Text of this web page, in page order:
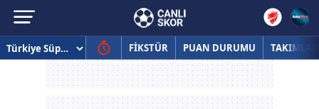
FİKSTÜR PUAN DURUMU TAKIMLAR